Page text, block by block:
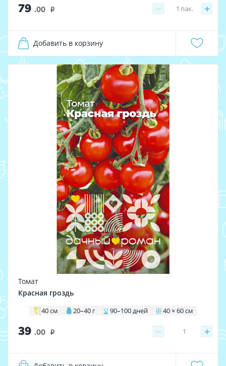
79 .00 i − +
1 пак.
Добавить в корзину
Томат
Красная гроздь
40 см 20–40 г 90–100 дней 40 × 60 см
39 .00 i − +
1